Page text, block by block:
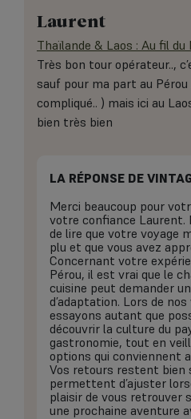
Laurent
Thaïlande & Laos : Au fil du
Très bon tour opérateur..,
sauf pour ma part au
compliqué.. ) mais ici au
bien très bien
LA RÉPONSE DE
Merci beaucoup pour
votre confiance Laurent.
de lire que votre voyage
plu et que vous avez
Concernant votre
Pérou, il est vrai que le
cuisine peut demander
d’adaptation. Lors de
essayons autant que
découvrir la culture du
gastronomie, tout en
options qui conviennent
Vos retours restent bien
permettent d’ajuster
plaisir de vous retrouver
une prochaine aventure